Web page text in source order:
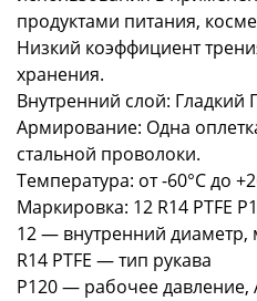
продуктами питания,
Низкий коэффициент
хранения.
Внутренний слой: Гладкий
Армирование: Одна
стальной проволоки.
Температура: от -60°С до
Маркировка: 12 R14 PTFE
12 — внутренний диаметр,
R14 PTFE — тип рукава
Р120 — рабочее давление,